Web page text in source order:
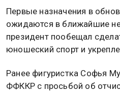
Первые назначения в
ожидаются в ближайшие
президент пообещал
юношеский спорт и
Ранее фигуристка Софья
ФФККР с просьбой об